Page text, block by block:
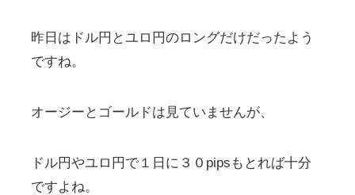
昨日はドル円とユロ円のロングだけだったよう
ですね。
オージーとゴールドは見ていませんが、
ドル円やユロ円で１日に３０pipsもとれば十分
ですよね。